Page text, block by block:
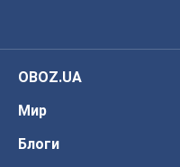
OBOZ.UA
Мир
Блоги